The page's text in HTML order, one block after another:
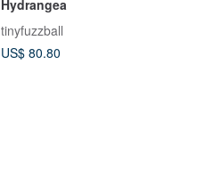
Hydrangea
tinyfuzzball
US$ 80.80